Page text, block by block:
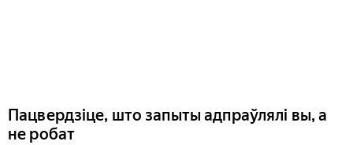
Пацвердзіце, што запыты адпраўлялі вы, а
не робат